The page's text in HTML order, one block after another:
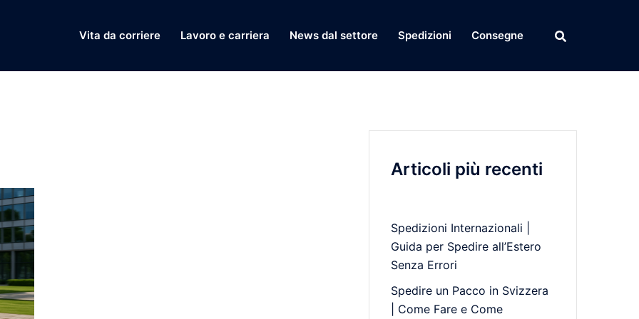
Vita da corriere Lavoro e carriera News dal settore Spedizioni Consegne
Articoli più recenti
Spedizioni Internazionali |
Guida per Spedire all’Estero
Senza Errori
Spedire un Pacco in Svizzera
| Come Fare e Come